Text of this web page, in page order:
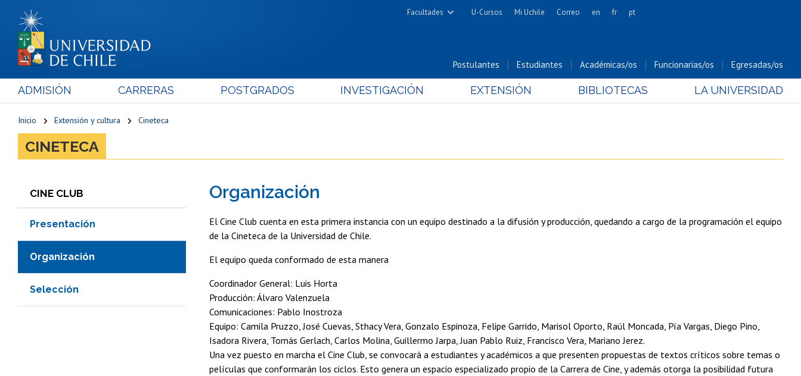
Facultades
Cs. Físicas y Matemáticas
Cs. Forestales y Conservación
Cs. Químicas y Farmacéuticas
Cs. Sociales
Alimentos
Hospital Clínico
U-Cursos Mi Uchile Correo en fr pt
Postulantes Estudiantes Académicas/os Funcionarias/os Egresadas/os
ADMISIÓN CARRERAS POSTGRADOS INVESTIGACIÓN EXTENSIÓN BIBLIOTECAS LA UNIVERSIDAD
Inicio Extensión y cultura Cineteca
CINETECA
CINE CLUB
Presentación
Organización
Selección
Organización
El Cine Club cuenta en esta primera instancia con un equipo destinado a la difusión y producción, quedando a cargo de la programación el equipo
de la Cineteca de la Universidad de Chile.
El equipo queda conformado de esta manera
Coordinador General: Luis Horta
Producción: Álvaro Valenzuela
Comunicaciones: Pablo Inostroza
Equipo: Camila Pruzzo, José Cuevas, Sthacy Vera, Gonzalo Espinoza, Felipe Garrido, Marisol Oporto, Raúl Moncada, Pía Vargas, Diego Pino,
Isadora Rivera, Tomás Gerlach, Carlos Molina, Guillermo Jarpa, Juan Pablo Ruiz, Francisco Vera, Mariano Jerez.
Una vez puesto en marcha el Cine Club, se convocará a estudiantes y académicos a que presenten propuestas de textos críticos sobre temas o
películas que conformarán los ciclos. Esto genera un espacio especializado propio de la Carrera de Cine, y además otorga la posibilidad futura